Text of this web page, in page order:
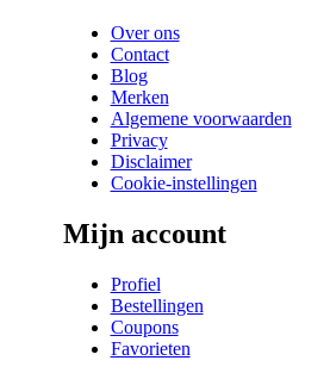
Over ons
Contact
Blog
Merken
Algemene voorwaarden
Privacy
Disclaimer
Cookie-instellingen
Mijn account
Profiel
Bestellingen
Coupons
Favorieten